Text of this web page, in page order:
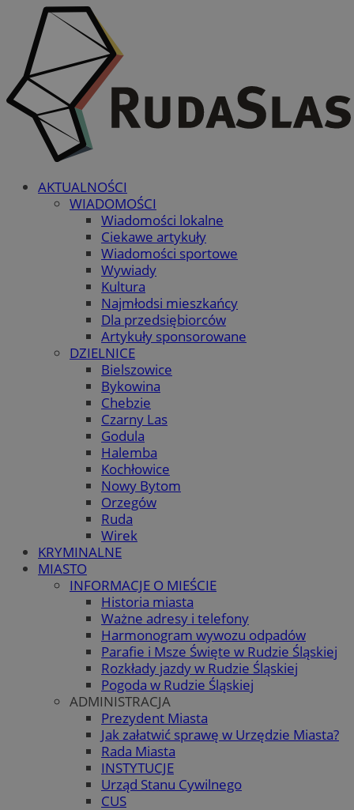
AKTUALNOŚCI
WIADOMOŚCI
Wiadomości lokalne
Ciekawe artykuły
Wiadomości sportowe
Wywiady
Kultura
Najmłodsi mieszkańcy
Dla przedsiębiorców
Artykuły sponsorowane
DZIELNICE
Bielszowice
Bykowina
Chebzie
Czarny Las
Godula
Halemba
Kochłowice
Nowy Bytom
Orzegów
Ruda
Wirek
KRYMINALNE
MIASTO
INFORMACJE O MIEŚCIE
Historia miasta
Ważne adresy i telefony
Harmonogram wywozu odpadów
Parafie i Msze Święte w Rudzie Śląskiej
Rozkłady jazdy w Rudzie Śląskiej
Pogoda w Rudzie Śląskiej
ADMINISTRACJA
Prezydent Miasta
Jak załatwić sprawę w Urzędzie Miasta?
Rada Miasta
INSTYTUCJE
Urząd Stanu Cywilnego
CUS